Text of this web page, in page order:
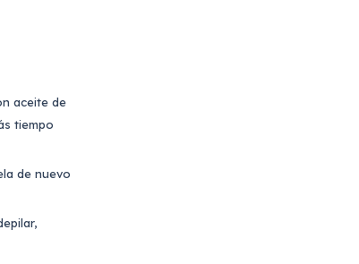
aceite de
tiempo
de nuevo